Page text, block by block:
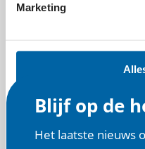
Marketing
Blijf op de
Het laatste nieuws